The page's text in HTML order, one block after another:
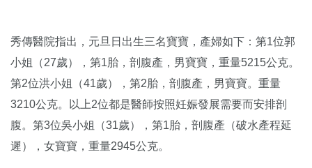
秀傳醫院指出，元旦日出生三名寶寶，產婦如下：第1位郭
小姐（27歲），第1胎，剖腹產，男寶寶，重量5215公克。
第2位洪小姐（41歲），第2胎，剖腹產，男寶寶。重量
3210公克。以上2位都是醫師按照妊娠發展需要而安排剖
腹。第3位吳小姐（31歲），第1胎，剖腹產（破水產程延
遲），女寶寶，重量2945公克。